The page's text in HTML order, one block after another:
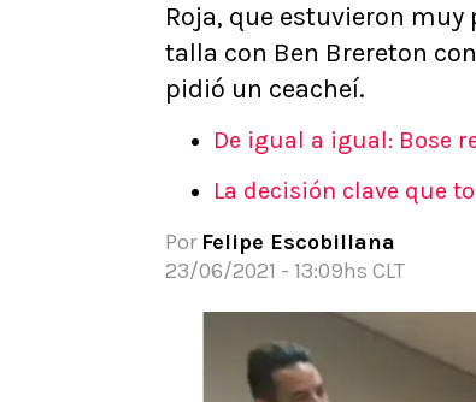
Apuesta del día
Roja, que estuvieron
talla con Ben Brereton
pidió un ceacheí.
De igual a igual: Bose
La decisión clave que
Por Felipe Escobillana
23/06/2021 - 13:09hs CLT